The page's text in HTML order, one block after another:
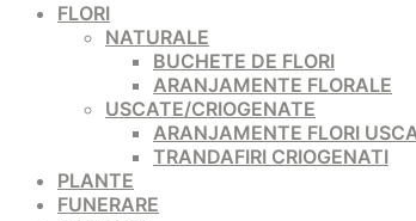
FLORI
NATURALE
BUCHETE DE FLORI
ARANJAMENTE FLORALE
USCATE/CRIOGENATE
ARANJAMENTE FLORI
TRANDAFIRI CRIOGENATI
PLANTE
FUNERARE